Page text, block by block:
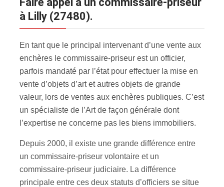
à Lilly (27480).
En tant que le principal intervenant d’une vente aux
enchères le commissaire-priseur est un officier,
parfois mandaté par l’état pour effectuer la mise en
vente d’objets d’art et autres objets de grande
valeur, lors de ventes aux enchères publiques. C’est
un spécialiste de l’Art de façon générale dont
l’expertise ne concerne pas les biens immobiliers.
Depuis 2000, il existe une grande différence entre
un commissaire-priseur volontaire et un
commissaire-priseur judiciaire. La différence
principale entre ces deux statuts d’officiers se situe